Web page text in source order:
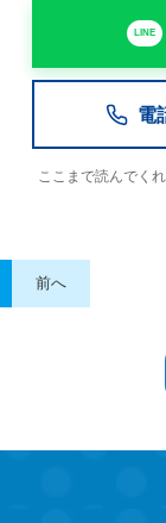
電
ここまで読んでく
前へ